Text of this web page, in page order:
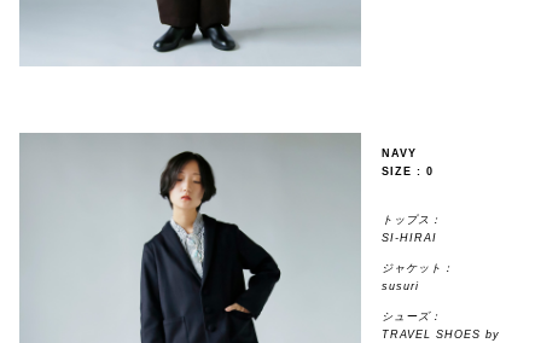
NAVY
SIZE : 0
トップス：
SI-HIRAI
ジャケット：
susuri
シューズ：
TRAVEL SHOES by